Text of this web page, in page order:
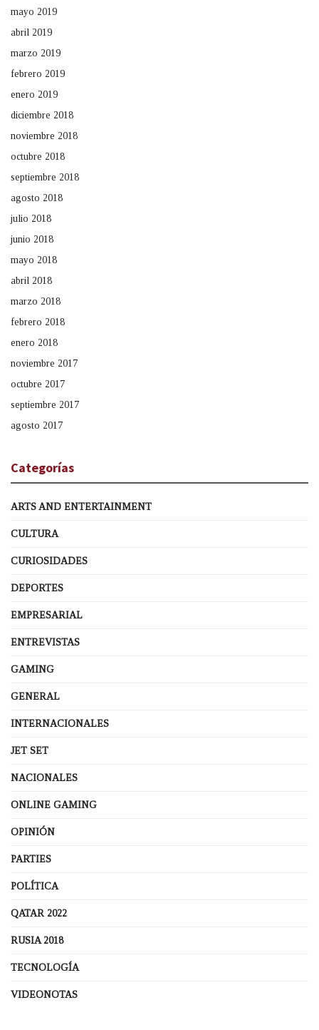
mayo 2019
abril 2019
marzo 2019
febrero 2019
enero 2019
diciembre 2018
noviembre 2018
octubre 2018
septiembre 2018
agosto 2018
julio 2018
junio 2018
mayo 2018
abril 2018
marzo 2018
febrero 2018
enero 2018
noviembre 2017
octubre 2017
septiembre 2017
agosto 2017
Categorías
ARTS AND ENTERTAINMENT
CULTURA
CURIOSIDADES
DEPORTES
EMPRESARIAL
ENTREVISTAS
GAMING
GENERAL
INTERNACIONALES
JET SET
NACIONALES
ONLINE GAMING
OPINIÓN
PARTIES
POLÍTICA
QATAR 2022
RUSIA 2018
TECNOLOGÍA
VIDEONOTAS